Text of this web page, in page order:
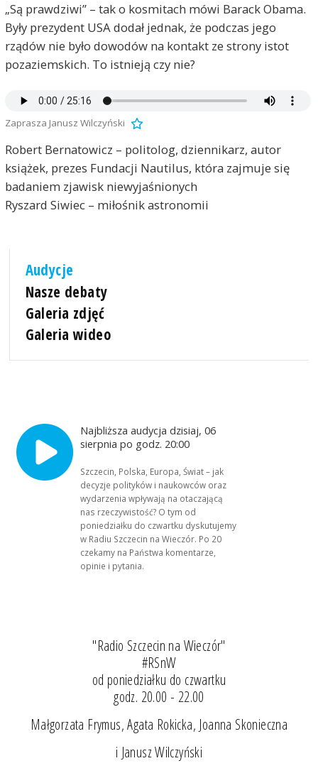
„Są prawdziwi” – tak o kosmitach mówi Barack Obama.
Były prezydent USA dodał jednak, że podczas jego
rządów nie było dowodów na kontakt ze strony istot
pozaziemskich. To istnieją czy nie?
Zaprasza Janusz Wilczyński
Robert Bernatowicz – politolog, dziennikarz, autor
książek, prezes Fundacji Nautilus, która zajmuje się
badaniem zjawisk niewyjaśnionych
Ryszard Siwiec – miłośnik astronomii
Audycje
Nasze debaty
Galeria zdjęć
Galeria wideo
Najbliższa audycja dzisiaj, 06
sierpnia po godz. 20:00
Szczecin, Polska, Europa, Świat – jak
decyzje polityków i naukowców oraz
wydarzenia wpływają na otaczającą
nas rzeczywistość? O tym od
poniedziałku do czwartku dyskutujemy
w Radiu Szczecin na Wieczór. Po 20
czekamy na Państwa komentarze,
opinie i pytania.
"Radio Szczecin na Wieczór"
#RSnW
od poniedziałku do czwartku
godz. 20.00 - 22.00
Małgorzata Frymus, Agata Rokicka, Joanna Skonieczna
i Janusz Wilczyński